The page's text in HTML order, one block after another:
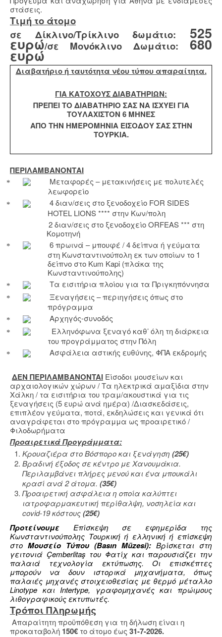
στάσεις.
Τιμή το άτομο
σε Δίκλινο/Τρίκλινο δωμάτιο: 525
ευρώ/σε Μονόκλινο Δωμάτιο: 680
ευρώ
Διαβατήριο ή ταυτότητα νέου τύπου απαραίτητα.
ΓΙΑ ΚΑΤΟΧΟΥΣ ΔΙΑΒΑΤΗΡΙΩΝ:
ΠΡΕΠΕΙ ΤΟ ΔΙΑΒΑΤΗΡΙΟ ΣΑΣ ΝΑ ΙΣΧΥΕΙ ΓΙΑ
ΤΟΥΛΑΧΙΣΤΟΝ 6 ΜΗΝΕΣ
ΑΠΟ ΤΗΝ ΗΜΕΡΟΜΗΝΙΑ ΕΙΣΟΔΟΥ ΣΑΣ ΣΤΗΝ
ΤΟΥΡΚΙΑ.
ΠΕΡΙΛΑΜΒΑΝΟΝΤΑΙ
Μεταφορές – μετακινήσεις με πολυτελές
λεωφορείο
4 διαν/σεις στο ξενοδοχείο FOR SIDES
HOTEL LIONS**** στην Κων/πολη
2 διαν/σεις στο ξενοδοχείοORFEAS*** στη
Κομοτηνή
6 πρωινά – μπουφέ / 4 δείπνα ή γεύματα
στη Κωνσταντινούπολη εκ των οποίων το 1
δείπνο στo Kum Kapi(πλάκα της
Κωνσταντινούπολης)
Τα εισιτήρια πλοίου για τα Πριγκηπόννησα
Ξεναγήσεις – περιηγήσεις όπως στο
πρόγραμμα
Αρχηγός-συνοδός
Ελληνόφωνα ξεναγό καθ’ όλη τη διάρκεια
του προγράμματος στην Πόλη
Ασφάλεια αστικής ευθύνης, ΦΠΑ εκδρομής
ΔΕΝ ΠΕΡΙΛΑΜΒΑΝONTAI Είσοδοι μουσείων και
αρχαιολογικών χώρων / Τα ηλεκτρικά αμαξίδια στην
Χάλκη / τα εισιτήρια του τραμ/ακουστικά για τις
ξεναγήσεις (5 ευρώ ανά ημέρα) /Διασκεδάσεις,
επιπλέον γεύματα, ποτά, εκδηλώσεις και γενικά ότι
αναγράφεται στο πρόγραμμα ως προαιρετικό /
Φιλοδωρήματα
Προαιρετικά Προγράμματα:
Κρουαζιέρα στο Βόσπορο και ξενάγηση (25€)
Βραδινή έξοδος σε κέντρο με Χανουμάκια.
Περιλαμβάνει πλήρες μενού και ένα μπουκάλι
κρασί ανά 2 άτομα. (35€)
Προαιρετική ασφάλεια η οποία καλύπτει
ιατροφαρμακευτική περίθαλψη, νοσηλεία και
covid-19 κόστους(25€)
Προτείνουμε Επίσκεψη σε εφημερίδα της
Κωνσταντινούπολης Τουρκική ή ελληνική ή επίσκεψη
στο Μουσείο Τύπου (Basın Müzesi): Βρίσκεται στη
γειτονιά Çemberlitaş του Φατίχ και παρουσιάζει την
παλαιά τεχνολογία εκτύπωσης. Οι επισκέπτες
μπορούν να δουν ιστορικά μηχανήματα, όπως
παλαιές μηχανές στοιχειοθεσίας με θερμό μέταλλο
Linotype και Intertype, γραφομηχανές και πρώιμους
λιθογραφικούς εκτυπωτές.
Τρόποι Πληρωμής
Απαραίτητη προϋπόθεση για τη δήλωση είναι η
προκαταβολή 150€ το άτομο έως 31-7-2026.